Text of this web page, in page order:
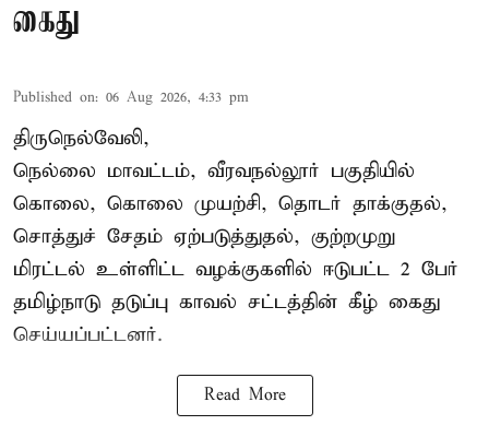
கைது
Published on: 06 Aug 2026, 4:33 pm
திருநெல்வேலி,
நெல்லை மாவட்டம், வீரவநல்லூர் பகுதியில்
கொலை, கொலை முயற்சி, தொடர் தாக்குதல்,
சொத்துச் சேதம் ஏற்படுத்துதல், குற்றமுறு
மிரட்டல் உள்ளிட்ட வழக்குகளில் ஈடுபட்ட 2 பேர்
தமிழ்நாடு தடுப்பு காவல் சட்டத்தின் கீழ் கைது
செய்யப்பட்டனர்.
Read More